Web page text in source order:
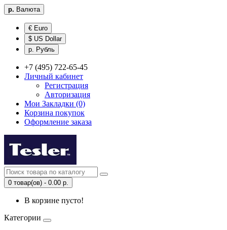
р. Валюта
€ Euro
$ US Dollar
р. Рубль
+7 (495) 722-65-45
Личный кабинет
Регистрация
Авторизация
Мои Закладки (0)
Корзина покупок
Оформление заказа
0 товар(ов) - 0.00 р.
В корзине пусто!
Категории